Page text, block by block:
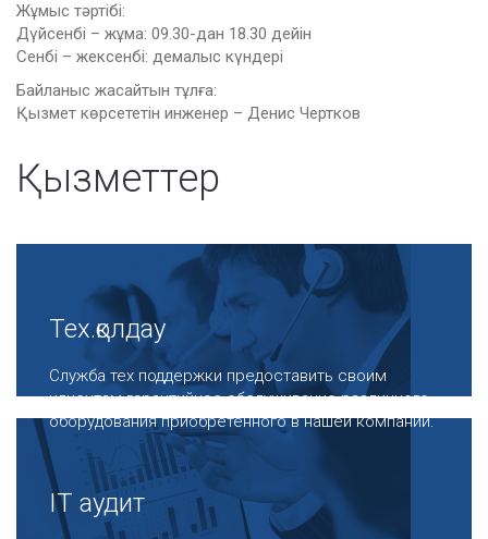
Жұмыс тәртібі:
Дүйсенбі – жұма: 09.30-дан 18.30 дейін
Сенбі – жексенбі: демалыс күндері
Байланыс жасайтын тұлға:
Қызмет көрсететін инженер – Денис Чертков
Қызметтер
Тех.қолдау
Служба тех поддержки предоставить своим
клиентам гарантийное обслуживание различного
оборудования приобретенного в нашей компании.
IT аудит